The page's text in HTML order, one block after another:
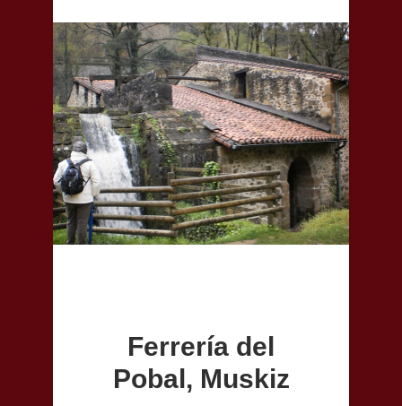
Ferrería del
Pobal, Muskiz